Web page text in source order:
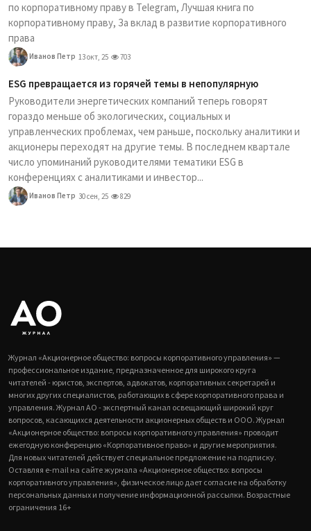
по корпоративному праву в Telegram, Лучшая книга по
корпоративному праву, За вклад в развитие корпоративного
права
Иванов Петр 13 окт, 25 703
ESG превращается из горячей темы в непопулярную
Руководители энергетических компаний теперь говорят
гораздо меньше об экологических, социальных и
управленческих проблемах, чем раньше, поскольку аналитики и
акционеры переходят на другие темы. В последнем квартале
число упоминаний руководителями тематики ESG в
конференциях с аналитиками и инвестор...
Иванов Петр 30 сен, 25 829
Журнал «Акционерное общество: вопросы корпоративного управления» —
профессиональное издание, предназначенное для широкого круга
читателей - юристов, экспертов, адвокатов, корпоративных секретарей и
многих других специалистов, работающих в сфере корпоративного права и
управления. Журнал АО - экспертный канал освещающий широкий круг
вопросов, касающихся деятельности акционерных обществ и ООО. Журнал
«Акционерное общество: вопросы корпоративного управления» проводит
ежегодную конференцию «Корпоративное право» и другие мероприятия.
Для новых читателей действует специальное предложение на подписку.
Оставляя e-mail на сайте журнала «Акционерное общество: вопросы
корпоративного управления», физическое лицо дает согласие на обработку
персональных данных и получение информационной рассылки. Возрастные
ограничения 16+